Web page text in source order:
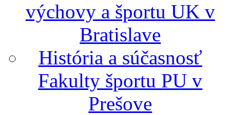
výchovy a športu UK v
Bratislave
História a súčasnosť
Fakulty športu PU v
Prešove